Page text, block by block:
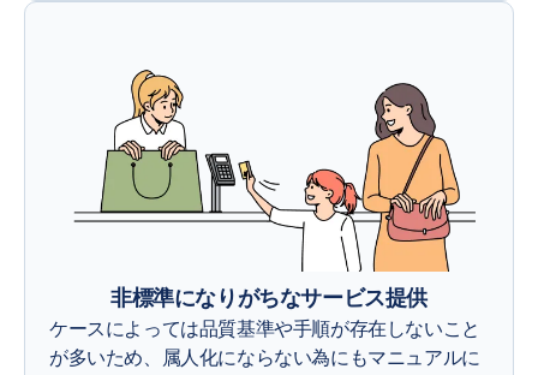
非標準になりがちなサービス提供
ケースによっては品質基準や手順が存在しないこと
が多いため、属人化にならない為にもマニュアルに